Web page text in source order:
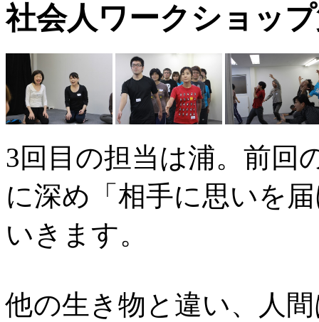
社会人ワークショッ
3回目の担当は浦。前回
に深め「相手に思いを
いきます。
他の生き物と違い、人